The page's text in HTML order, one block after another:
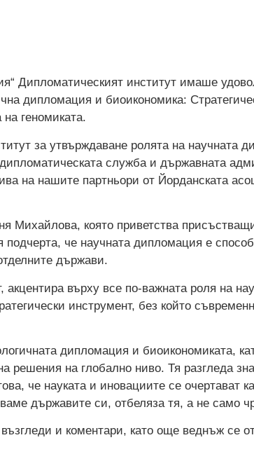
Дипломатическият институт имаше
дипломация и биоикономика:
геномиката.
за утвърждаване ролята на научната
служба и държавната
на нашите партньори от Йорданската
Михайлова, която приветства
че научната дипломация е
държави.
върху все по-важната роля на
инструмент, без който
дипломация и биоикономиката,
решения на глобално ниво. Тя разгледа
че науката и иновациите се очертават
държавите си, отбеляза тя, а не само
и коментари, като още веднъж се